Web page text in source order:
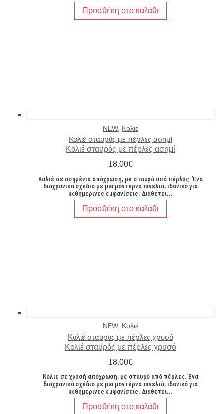
Προσθήκη στο καλάθι
NEW, Κολιέ
Κολιέ σταυρός με πέρλες ασημί
Κολιέ σταυρός με πέρλες ασημί
18.00€
Κολιέ σε ασημένια απόχρωση, με σταυρό από πέρλες. Ένα
διαχρονικό σχέδιο με μια μοντέρνα πινελιά, ιδανικό για
καθημερινές εμφανίσεις. Διαθέτει...
Προσθήκη στο καλάθι
NEW, Κολιέ
Κολιέ σταυρός με πέρλες χρυσό
Κολιέ σταυρός με πέρλες χρυσό
18.00€
Κολιέ σε χρυσή απόχρωση, με σταυρό από πέρλες. Ένα
διαχρονικό σχέδιο με μια μοντέρνα πινελιά, ιδανικό για
καθημερινές εμφανίσεις. Διαθέτει...
Προσθήκη στο καλάθι